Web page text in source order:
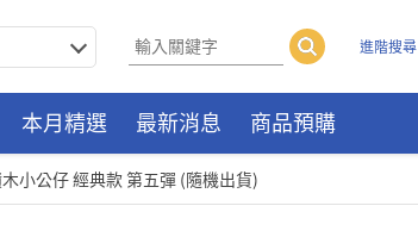
進階搜尋
本月精選 最新消息 商品預購
小公仔 經典款 第五彈 (隨機出貨)